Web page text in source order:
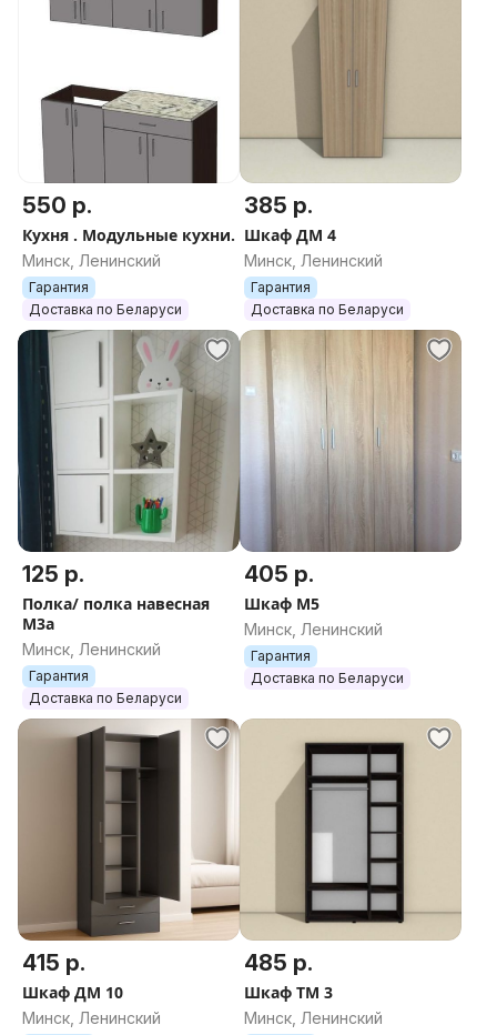
550 р.
Кухня . Модульные кухни.
Минск, Ленинский
Гарантия
Доставка по Беларуси
385 р.
Шкаф ДМ 4
Минск, Ленинский
Гарантия
Доставка по Беларуси
125 р.
Полка/ полка навесная
М3а
Минск, Ленинский
Гарантия
Доставка по Беларуси
405 р.
Шкаф М5
Минск, Ленинский
Гарантия
Доставка по Беларуси
415 р.
Шкаф ДМ 10
Минск, Ленинский
485 р.
Шкаф ТМ 3
Минск, Ленинский